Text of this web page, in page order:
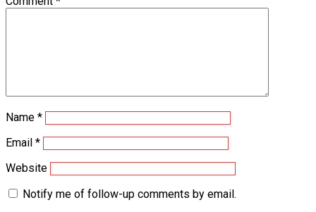
Name *
Email *
Website
Notify me of follow-up comments by email.